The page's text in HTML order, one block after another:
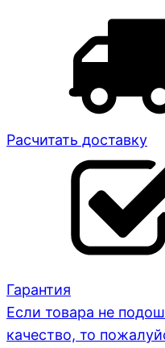
Расчитать доставку
Гарантия
Если товара не
качество, то